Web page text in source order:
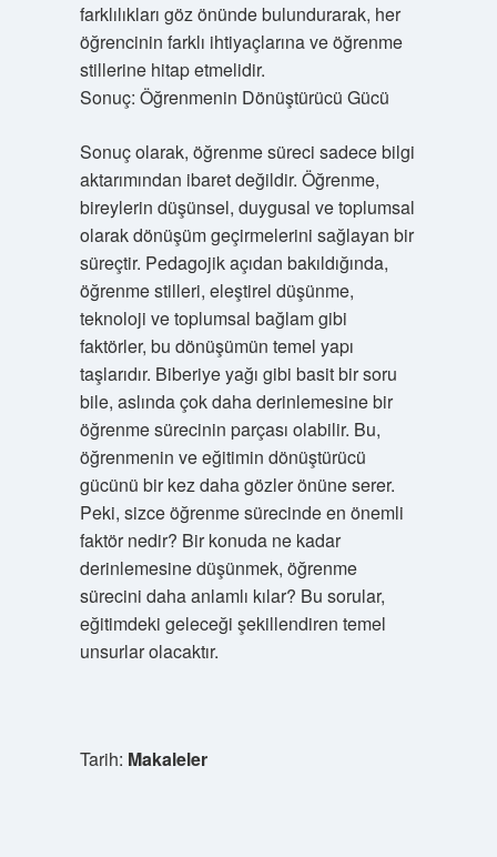
farklılıkları göz önünde bulundurarak, her
öğrencinin farklı ihtiyaçlarına ve öğrenme
stillerine hitap etmelidir.
Sonuç: Öğrenmenin Dönüştürücü Gücü
Sonuç olarak, öğrenme süreci sadece bilgi
aktarımından ibaret değildir. Öğrenme,
bireylerin düşünsel, duygusal ve toplumsal
olarak dönüşüm geçirmelerini sağlayan bir
süreçtir. Pedagojik açıdan bakıldığında,
öğrenme stilleri, eleştirel düşünme,
teknoloji ve toplumsal bağlam gibi
faktörler, bu dönüşümün temel yapı
taşlarıdır. Biberiye yağı gibi basit bir soru
bile, aslında çok daha derinlemesine bir
öğrenme sürecinin parçası olabilir. Bu,
öğrenmenin ve eğitimin dönüştürücü
gücünü bir kez daha gözler önüne serer.
Peki, sizce öğrenme sürecinde en önemli
faktör nedir? Bir konuda ne kadar
derinlemesine düşünmek, öğrenme
sürecini daha anlamlı kılar? Bu sorular,
eğitimdeki geleceği şekillendiren temel
unsurlar olacaktır.
Tarih: Makaleler